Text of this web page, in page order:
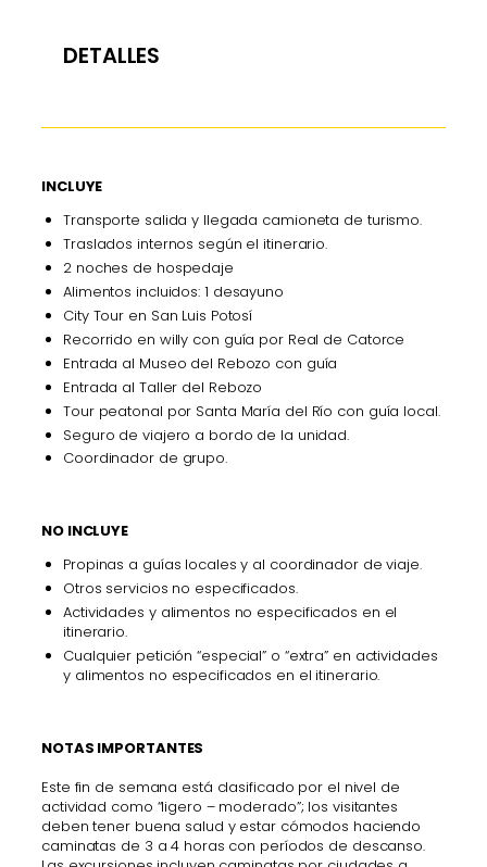
DETALLES
INCLUYE
Transporte salida y llegada camioneta de turismo.
Traslados internos según el itinerario.
2 noches de hospedaje
Alimentos incluidos: 1 desayuno
City Tour en San Luis Potosí
Recorrido en willy con guía por Real de Catorce
Entrada al Museo del Rebozo con guía
Entrada al Taller del Rebozo
Tour peatonal por Santa María del Río con guía local.
Seguro de viajero a bordo de la unidad.
Coordinador de grupo.
NO INCLUYE
Propinas a guías locales y al coordinador de viaje.
Otros servicios no especificados.
Actividades y alimentos no especificados en el
itinerario.
Cualquier petición “especial” o “extra” en actividades
y alimentos no especificados en el itinerario.
NOTAS IMPORTANTES
Este fin de semana está clasificado por el nivel de
actividad como “ligero – moderado”; los visitantes
deben tener buena salud y estar cómodos haciendo
caminatas de 3 a 4 horas con períodos de descanso.